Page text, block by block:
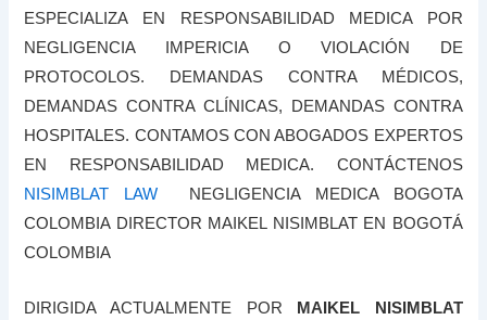
ESPECIALIZA EN RESPONSABILIDAD MEDICA POR
NEGLIGENCIA IMPERICIA O VIOLACIÓN DE
PROTOCOLOS. DEMANDAS CONTRA MÉDICOS,
DEMANDAS CONTRA CLÍNICAS, DEMANDAS CONTRA
HOSPITALES. CONTAMOS CON ABOGADOS EXPERTOS
EN RESPONSABILIDAD MEDICA. CONTÁCTENOS
NISIMBLAT LAW NEGLIGENCIA MEDICA BOGOTA
COLOMBIA DIRECTOR MAIKEL NISIMBLAT EN BOGOTÁ
COLOMBIA
DIRIGIDA ACTUALMENTE POR MAIKEL NISIMBLAT